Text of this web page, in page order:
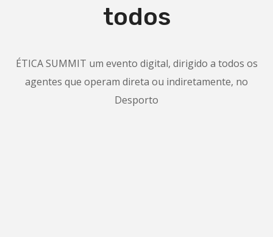
todos
ÉTICA SUMMIT um evento digital, dirigido a todos os
agentes que operam direta ou indiretamente, no
Desporto